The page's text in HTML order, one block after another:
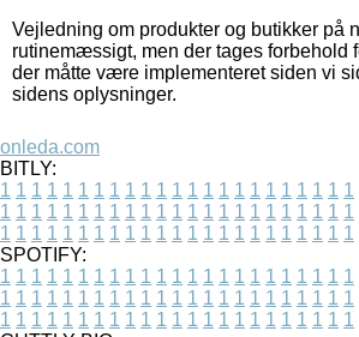
Vejledning om produkter og butikker på
rutinemæssigt, men der tages forbehold
der måtte være implementeret siden vi
sidens oplysninger.
onleda.com
BITLY:
1 1 1 1 1 1 1 1 1 1 1 1 1 1 1 1 1 1 1 1 1 1 1
1 1 1 1 1 1 1 1 1 1 1 1 1 1 1 1 1 1 1 1 1 1 1
1 1 1 1 1 1 1 1 1 1 1 1 1 1 1 1 1 1 1 1 1 1 1
SPOTIFY:
1 1 1 1 1 1 1 1 1 1 1 1 1 1 1 1 1 1 1 1 1 1 1
1 1 1 1 1 1 1 1 1 1 1 1 1 1 1 1 1 1 1 1 1 1 1
1 1 1 1 1 1 1 1 1 1 1 1 1 1 1 1 1 1 1 1 1 1 1